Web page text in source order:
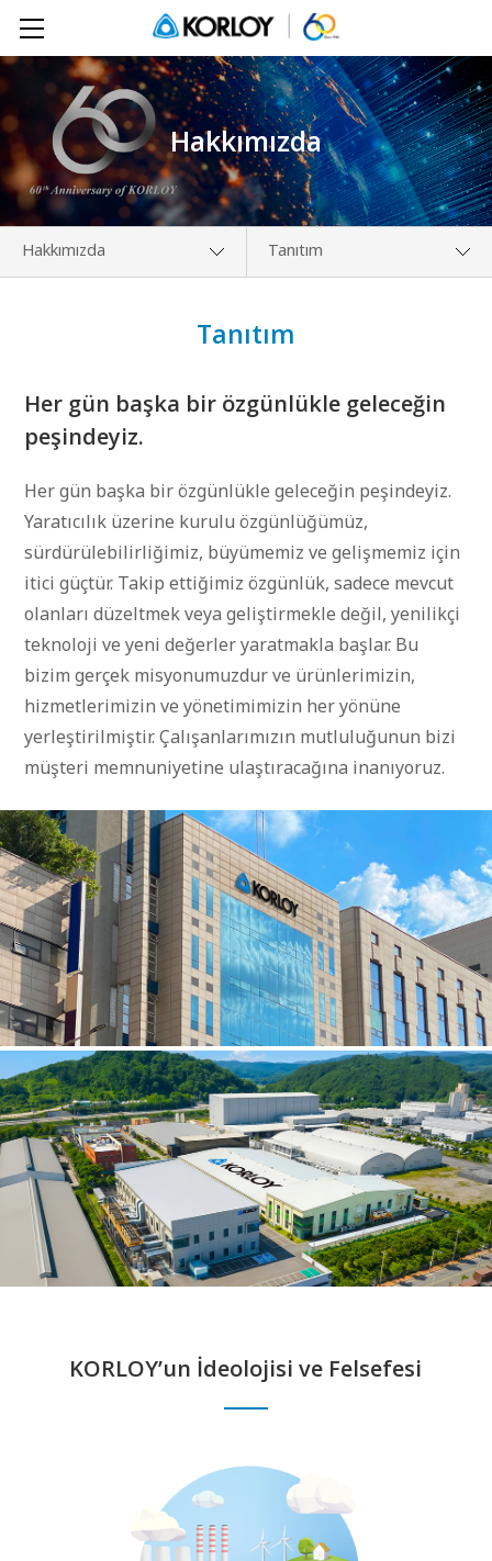
Hakkımızda
Hakkımızda
İndir
PR Merkezi
Tanıtım
Tarih
Tanıtım
Her gün başka bir özgünlükle geleceğin
peşindeyiz.
Her gün başka bir özgünlükle geleceğin peşindeyiz.
Yaratıcılık üzerine kurulu özgünlüğümüz,
sürdürülebilirliğimiz, büyümemiz ve gelişmemiz için
itici güçtür. Takip ettiğimiz özgünlük, sadece mevcut
olanları düzeltmek veya geliştirmekle değil, yenilikçi
teknoloji ve yeni değerler yaratmakla başlar. Bu
bizim gerçek misyonumuzdur ve ürünlerimizin,
hizmetlerimizin ve yönetimimizin her yönüne
yerleştirilmiştir. Çalışanlarımızın mutluluğunun bizi
müşteri memnuniyetine ulaştıracağına inanıyoruz.
KORLOY’un İdeolojisi ve Felsefesi